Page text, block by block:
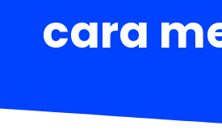
cara